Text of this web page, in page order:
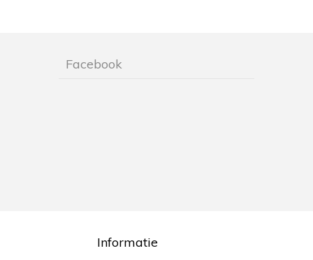
Facebook
Informatie